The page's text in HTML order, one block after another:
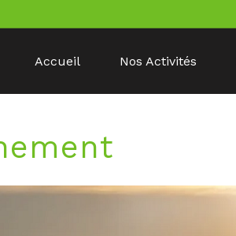
Accueil Nos Activités